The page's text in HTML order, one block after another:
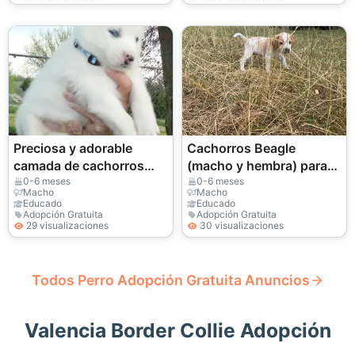
Preciosa y adorable
camada de cachorros
husky de raza pura
0-6 meses
Macho
Educado
Adopción Gratuita
29 visualizaciones
Cachorros Beagle
(macho y hembra) para
adopción
0-6 meses
Macho
Educado
Adopción Gratuita
30 visualizaciones
Todos Perro Adopción Gratuita Anuncios
Valencia Border Collie Adopción